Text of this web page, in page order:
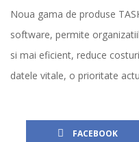
Noua gama de produse
software, permite
si mai eficient, reduce
datele vitale, o prioritate
FACEBOOK